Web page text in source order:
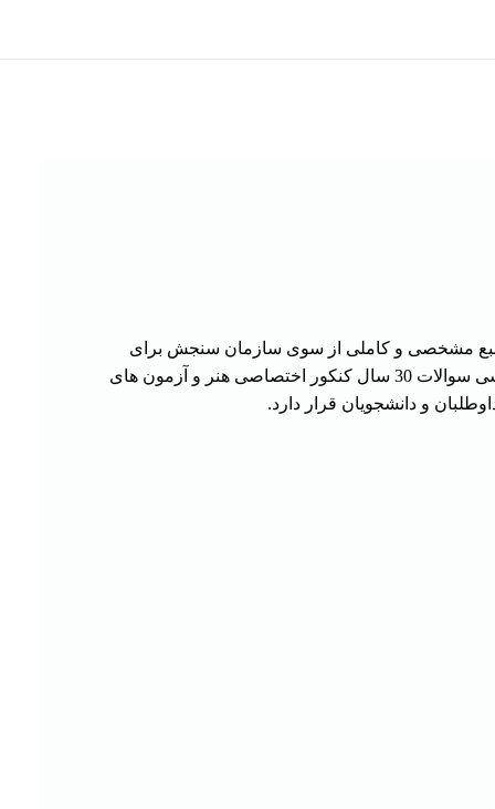
مشخصی و کاملی از سوی سازمان سنجش برای
مطالعه آن معرفی نشده است کتاب حاضر بیش از 14 سال سابقه تدریس و سوابق تالیفی پژوهشی در این زمینه است ضمن بررسی سوالات 30 سال کنکور اختصاصی هنر و آزمون های
و دانشجویان قرار دارد.